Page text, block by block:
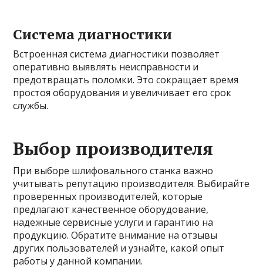
Система диагностики
Встроенная система диагностики позволяет
оперативно выявлять неисправности и
предотвращать поломки. Это сокращает время
простоя оборудования и увеличивает его срок
службы.
Выбор производителя
При выборе шлифовального станка важно
учитывать репутацию производителя. Выбирайте
проверенных производителей, которые
предлагают качественное оборудование,
надежные сервисные услуги и гарантию на
продукцию. Обратите внимание на отзывы
других пользователей и узнайте, какой опыт
работы у данной компании.